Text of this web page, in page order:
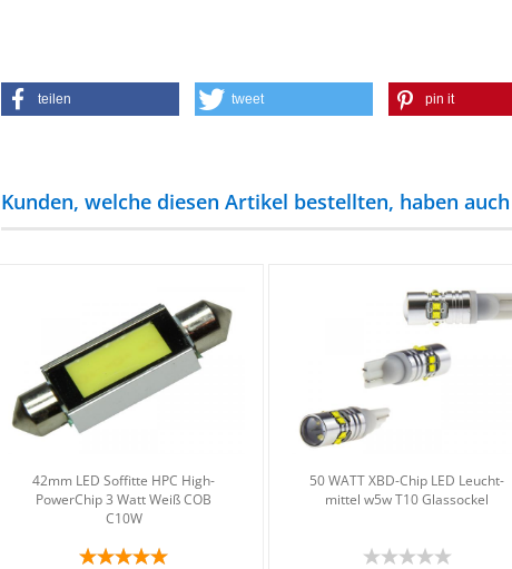
teilen tweet pin it
Kunden, welche diesen Artikel bestellten, haben
42mm LED Sof­fit­te HPC High­
Power­Chip 3 Watt Weiß COB
C10W
50 WATT XBD-​Chip LED Leucht­
mit­tel w5w T10 Glas­so­ckel